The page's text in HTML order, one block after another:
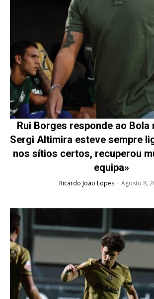
Rui Borges responde ao Bola
Sergi Altimira esteve sempre
nos sítios certos, recuperou
equipa»
Ricardo João Lopes - Agosto 8,